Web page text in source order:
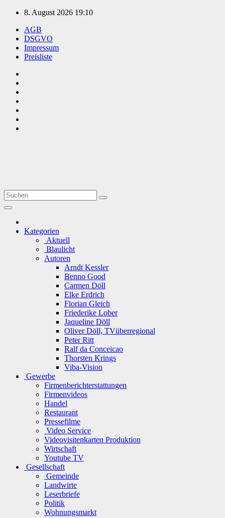
Zum
springen
8. August 2026 19:10
AGB
DSGVO
Impressum
Preisliste
Kategorien
Aktuell
Blaulicht
Autoren
Arndt Kessler
Benno Good
Carmen Döll
Elke Erdrich
Florian Gleich
Friederike Lober
Jaqueline Döll
Oliver Döll, TVüberregional
Peter Ritt
Ralf da Conceicao
Thorsten Krings
Viba-Vision
Gewerbe
Firmenberichterstattungen
Firmenvideos
Handel
Restaurant
Pressefilme
Video Service
Videovisitenkarten Produktion
Wirtschaft
Youtube TV
Gesellschaft
Gemeinde
Landwirte
Leserbriefe
Politik
Wohnungsmarkt